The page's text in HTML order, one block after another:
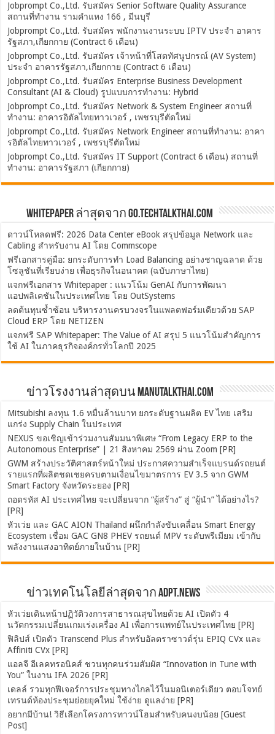
Jobprompt Co.,Ltd. รับสมัคร Senior Software Quality Assurance
สถานที่ทำงาน รามคำแหง 166 , มีนบุรี
Jobprompt Co.,Ltd. รับสมัคร พนักงานงานระบบ IPTV ประจำ อาคาร
รัฐสภา,เกียกกาย (Contract 6 เดือน)
Jobprompt Co.,Ltd. รับสมัคร เจ้าหน้าที่โสตทัศนูปกรณ์ (AV System)
ประจำ อาคารรัฐสภา,เกียกกาย (Contract 6 เดือน)
Jobprompt Co.,Ltd. รับสมัคร Enterprise Business Development
Consultant (AI & Cloud) รูปแบบการทำงาน: Hybrid
Jobprompt Co.,Ltd. รับสมัคร Network & System Engineer สถานที่
ทำงาน: อาคารอิตัลไทยทาวเวอร์ , เพชรบุรีตัดใหม่
Jobprompt Co.,Ltd. รับสมัคร Network Engineer สถานที่ทำงาน: อาคา
รอิตัลไทยทาวเวอร์ , เพชรบุรีตัดใหม่
Jobprompt Co.,Ltd. รับสมัคร IT Support (Contract 6 เดือน) สถานที่
ทำงาน: อาคารรัฐสภา (เกียกกาย)
Whitepaper ล่าสุดจาก Go.TechTalkThai.com
ดาวน์โหลดฟรี: 2026 Data Center eBook สรุปข้อมูล Network และ
Cabling สำหรับงาน AI โดย Commscope
ฟรีเอกสารคู่มือ: ยกระดับการทำ Load Balancing อย่างชาญฉลาด ด้วย
โซลูชันที่เรียบง่าย เพื่อธุรกิจในอนาคต (ฉบับภาษาไทย)
แจกฟรีเอกสาร Whitepaper : แนวโน้ม GenAI กับการพัฒนา
แอปพลิเคชันในประเทศไทย โดย OutSystems
ลดต้นทุนซ้ำซ้อน บริหารงานครบวงจรในแพลตฟอร์มเดียวด้วย SAP
Cloud ERP โดย NETIZEN
แจกฟรี SAP Whitepaper: The Value of AI สรุป 5 แนวโน้มสำคัญการ
ใช้ AI ในภาคธุรกิจองค์กรทั่วโลกปี 2025
ข่าวโรงงานล่าสุดบน ManuTalkThai.com
Mitsubishi ลงทุน 1.6 หมื่นล้านบาท ยกระดับฐานผลิต EV ไทย เสริม
แกร่ง Supply Chain ในประเทศ
NEXUS ขอเชิญเข้าร่วมงานสัมมนาพิเศษ “From Legacy ERP to the
Autonomous Enterprise” | 21 สิงหาคม 2569 ผ่าน Zoom [PR]
GWM สร้างประวัติศาสตร์หน้าใหม่ ประกาศความสำเร็จแบรนด์รถยนต์
รายแรกที่ผลิตชดเชยครบตามเงื่อนไขมาตรการ EV 3.5 จาก GWM
Smart Factory จังหวัดระยอง [PR]
ถอดรหัส AI ประเทศไทย จะเปลี่ยนจาก “ผู้สร้าง” สู่ “ผู้นำ” ได้อย่างไร?
[PR]
หัวเว่ย และ GAC AION Thailand ผนึกกำลังขับเคลื่อน Smart Energy
Ecosystem เชื่อม GAC GN8 PHEV รถยนต์ MPV ระดับพรีเมียม เข้ากับ
พลังงานแสงอาทิตย์ภายในบ้าน [PR]
ข่าวเทคโนโลยีล่าสุดจาก ADPT.news
หัวเว่ยเดินหน้าปฏิวัติวงการสาธารณสุขไทยด้วย AI เปิดตัว 4
นวัตกรรมเปลี่ยนเกมเร่งเครื่อง AI เพื่อการแพทย์ในประเทศไทย [PR]
ฟิลิปส์ เปิดตัว Transcend Plus สำหรับอัลตราซาวด์รุ่น EPIQ CVx และ
Affiniti CVx [PR]
แอลจี อีเลคทรอนิคส์ ชวนทุกคนร่วมสัมผัส “Innovation in Tune with
You” ในงาน IFA 2026 [PR]
เดลล์ รวมทุกฟีเจอร์การประชุมทางไกลไว้ในมอนิเตอร์เดียว ตอบโจทย์
เทรนด์ห้องประชุมย่อยยุคใหม่ ใช้ง่าย ดูแลง่าย [PR]
อยากมีบ้าน! วิธีเลือกโครงการทาวน์โฮมสำหรับคนงบน้อย [Guest
Post]